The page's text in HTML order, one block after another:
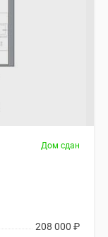
Дом сдан
208 000 ₽